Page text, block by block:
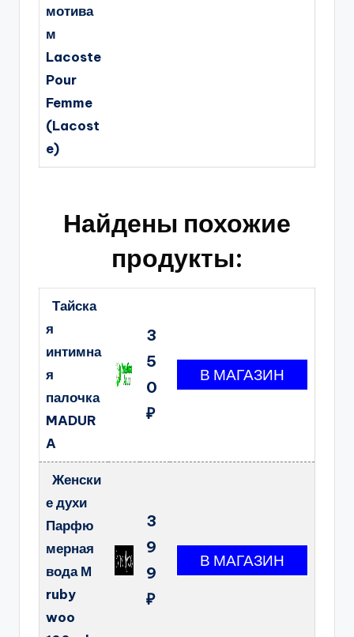
мотива
м
Lacoste
Pour
Femme
(Lacost
e)
Найдены похожие
продукты:
Тайска
я
интимна
я
палочка
MADUR
A
3
5
0
₽
Женски
е духи
Парфю
мерная
вода М
ruby
woo
3
9
9
₽